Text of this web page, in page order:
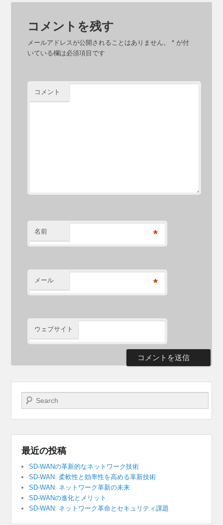
コメントを残す
メールアドレスが公開されることはありません。 * が付
いている欄は必須項目です
コメント
名前 *
メール *
ウェブサイト
検索開始
最近の投稿
SD-WANの革新的なネットワーク技術
SD-WAN: 柔軟性と効率性を高める革新技術
SD-WAN: ネットワーク革新の未来
SD-WANの進化とメリット
SD-WAN: ネットワーク革命とセキュリティ課題